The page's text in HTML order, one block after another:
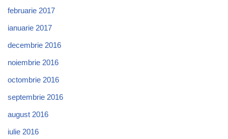
februarie 2017
ianuarie 2017
decembrie 2016
noiembrie 2016
octombrie 2016
septembrie 2016
august 2016
iulie 2016